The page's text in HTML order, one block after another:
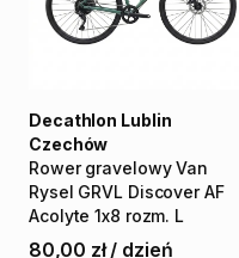
Rower gravelowy Van
Rysel GRVL Discover AF
Acolyte 1x8 rozm. L
Decathlon Lublin
Czechów
80,00 zł / dzień